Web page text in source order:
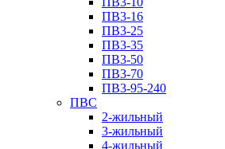
ПВ3-16
ПВ3-25
ПВ3-35
ПВ3-50
ПВ3-70
ПВ3-95-240
ПВС
2-жильный
3-жильный
4-жильный